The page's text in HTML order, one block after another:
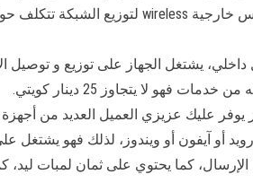
يشتغل الجهاز على توزيع و توصيل
فهو لا يتجاوز 25 دينار كويتي.
يوفر عليك عزيزي العميل العديد من
أو آيفون أو ويندوز، لذلك فهو
كما يحتوي على ثمان لمبات ليد، كما أن